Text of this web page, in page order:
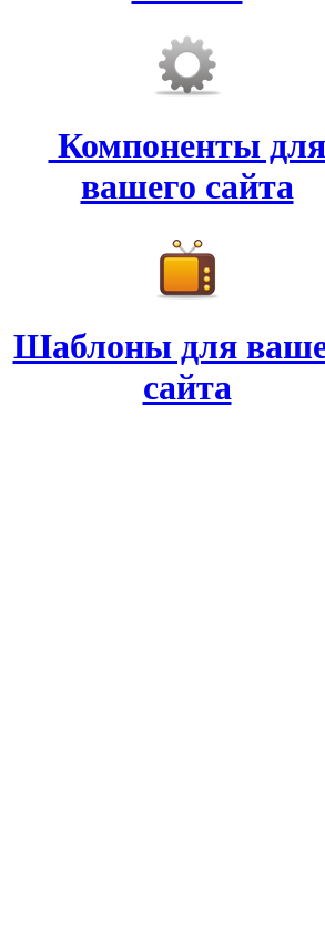
Компоненты для
вашего сайта
Шаблоны для
сайта